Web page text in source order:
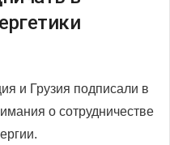
и Грузия подписали в
о сотрудничестве